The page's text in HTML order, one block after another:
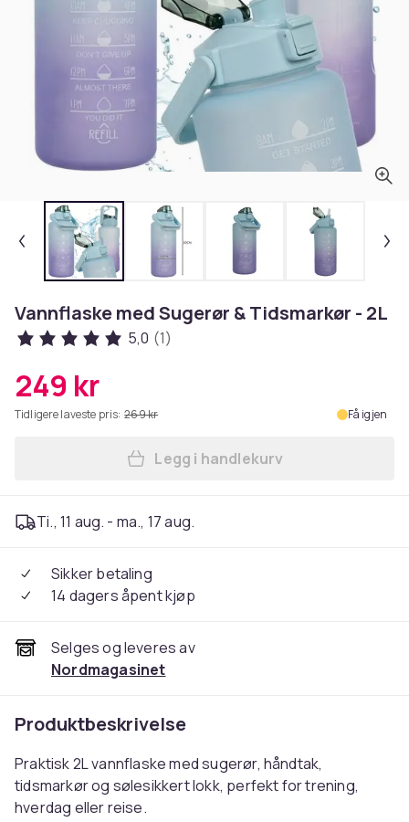
Vannflaske med Sugerør & Tidsmarkør - 2L
5,0 (1)
249 kr
Tidligere laveste pris: 269 kr Få igjen
Legg Vannflaske med
Legg i handlekurv
Ti., 11 aug. - ma., 17 aug.
Sikker betaling
14 dagers åpent kjøp
Selges og leveres av
Nordmagasinet
Produktbeskrivelse
Praktisk 2L vannflaske med sugerør, håndtak,
tidsmarkør og sølesikkert lokk, perfekt for trening,
hverdag eller reise.